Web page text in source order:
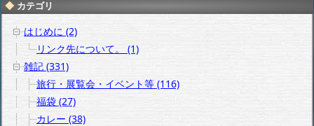
カテゴリ
はじめに (2)
リンク先について。 (1)
雑記 (331)
旅行・展覧会・イベント等 (116)
福袋 (27)
カレー (38)